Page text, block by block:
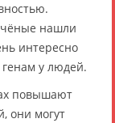
нашли
интересно
у людей.
повышают
они могут